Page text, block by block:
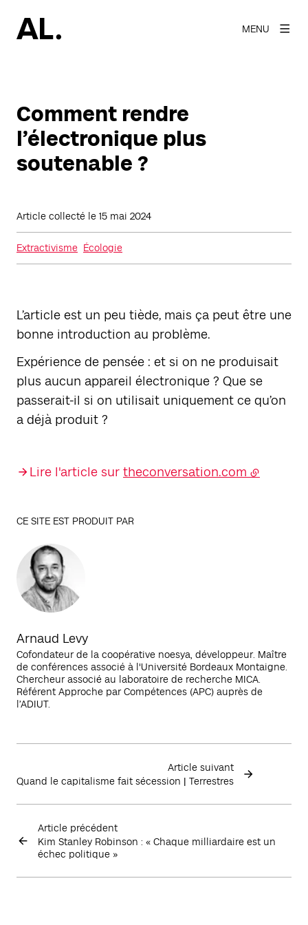
MENU
Comment rendre
l’électronique plus
soutenable ?
Article collecté le 15 mai 2024
Extractivisme Écologie
L’article est un peu tiède, mais ça peut être une
bonne introduction au problème.
Expérience de pensée : et si on ne produisait
plus aucun appareil électronique ? Que se
passerait-il si on utilisait uniquement ce qu’on
a déjà produit ?
Lire l'article sur theconversation.com
CE SITE EST PRODUIT PAR
Arnaud Levy
Cofondateur de la coopérative noesya, développeur. Maître
de conférences associé à l'Université Bordeaux Montaigne.
Chercheur associé au laboratoire de recherche MICA.
Référent Approche par Compétences (APC) auprès de
l’ADIUT.
Article précédent
Kim Stanley Robinson : « Chaque milliardaire est un
échec politique »
Article suivant
Quand le capitalisme fait sécession | Terrestres